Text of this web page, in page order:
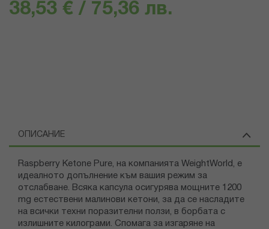
38,53 € / 75,36 лв.
ОПИСАНИЕ
Raspberry Ketone Pure, на компанията WeightWorld, е
идеалното допълнение към вашия режим за
отслабване. Всяка капсула осигурява мощните 1200
mg естествени малинови кетони, за да се насладите
на всички техни поразителни ползи, в борбата с
излишните килограми. Спомага за изгаряне на